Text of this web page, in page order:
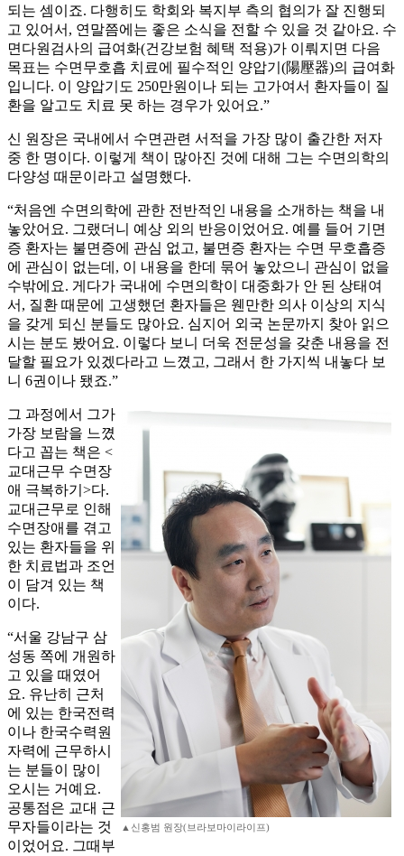
되는 셈이죠. 다행히도 학회와 복지부 측의 협의가 잘 진행되
고 있어서, 연말쯤에는 좋은 소식을 전할 수 있을 것 같아요. 수
면다원검사의 급여화(건강보험 혜택 적용)가 이뤄지면 다음
목표는 수면무호흡 치료에 필수적인 양압기(陽壓器)의 급여화
입니다. 이 양압기도 250만원이나 되는 고가여서 환자들이 질
환을 알고도 치료 못 하는 경우가 있어요.”
신 원장은 국내에서 수면관련 서적을 가장 많이 출간한 저자
중 한 명이다. 이렇게 책이 많아진 것에 대해 그는 수면의학의
다양성 때문이라고 설명했다.
“처음엔 수면의학에 관한 전반적인 내용을 소개하는 책을 내
놓았어요. 그랬더니 예상 외의 반응이었어요. 예를 들어 기면
증 환자는 불면증에 관심 없고, 불면증 환자는 수면 무호흡증
에 관심이 없는데, 이 내용을 한데 묶어 놓았으니 관심이 없을
수밖에요. 게다가 국내에 수면의학이 대중화가 안 된 상태여
서, 질환 때문에 고생했던 환자들은 웬만한 의사 이상의 지식
을 갖게 되신 분들도 많아요. 심지어 외국 논문까지 찾아 읽으
시는 분도 봤어요. 이렇다 보니 더욱 전문성을 갖춘 내용을 전
달할 필요가 있겠다라고 느꼈고, 그래서 한 가지씩 내놓다 보
니 6권이나 됐죠.”
▲신홍범 원장(브라보마이라이프)
그 과정에서 그가
가장 보람을 느꼈
다고 꼽는 책은 <
교대근무 수면장
애 극복하기>다.
교대근무로 인해
수면장애를 겪고
있는 환자들을 위
한 치료법과 조언
이 담겨 있는 책
이다.
“서울 강남구 삼
성동 쪽에 개원하
고 있을 때였어
요. 유난히 근처
에 있는 한국전력
이나 한국수력원
자력에 근무하시
는 분들이 많이
오시는 거예요.
공통점은 교대 근
무자들이라는 것
이었어요. 그때부